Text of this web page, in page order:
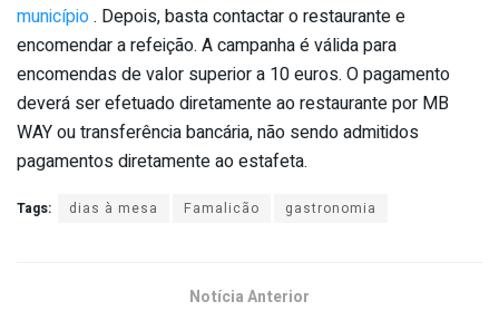
município. Depois, basta contactar o restaurante e
encomendar a refeição. A campanha é válida para
encomendas de valor superior a 10 euros. O pagamento
deverá ser efetuado diretamente ao restaurante por MB
WAY ou transferência bancária, não sendo admitidos
pagamentos diretamente ao estafeta.
Tags: dias à mesa Famalicão gastronomia
Notícia Anterior